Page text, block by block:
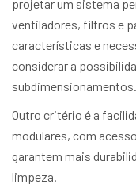
projetar um sistema
ventiladores, filtros e
características e
considerar a
subdimensionamentos.
Outro critério é a
modulares, com
garantem mais
limpeza.